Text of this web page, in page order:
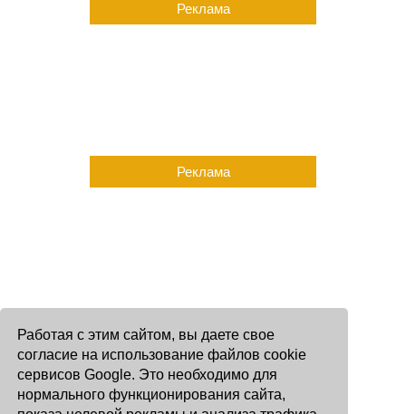
Работая с этим сайтом, вы даете свое
согласие на использование файлов cookie
сервисов Google. Это необходимо для
нормального функционирования сайта,
Реклама
Реклама